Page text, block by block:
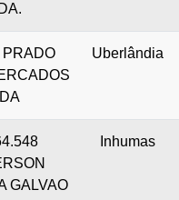
Uberlândia
GALVAO
Inhumas